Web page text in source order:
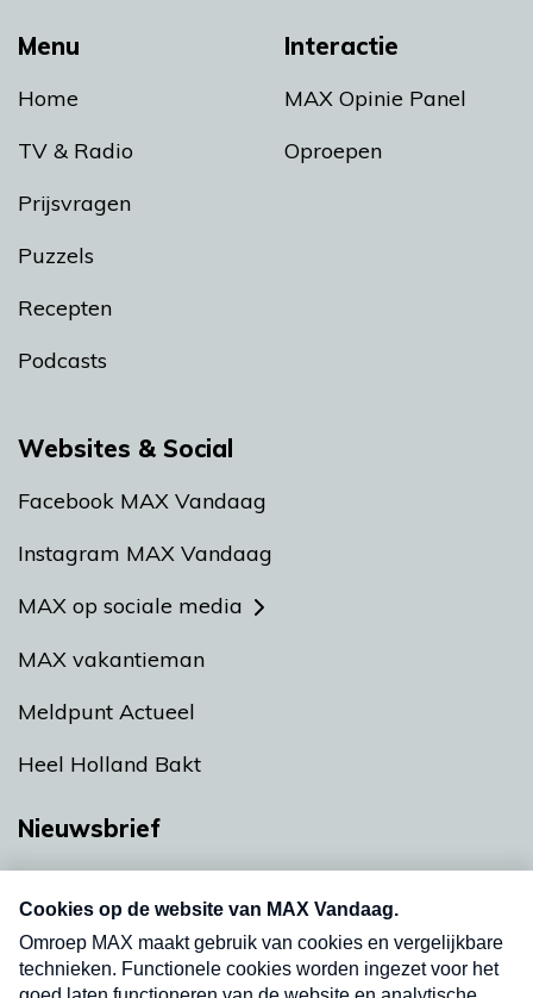
Menu
Home
TV & Radio
Prijsvragen
Puzzels
Recepten
Podcasts
Interactie
MAX Opinie Panel
Oproepen
Websites & Social
Facebook MAX Vandaag
Instagram MAX Vandaag
MAX op sociale media
MAX vakantieman
Meldpunt Actueel
Heel Holland Bakt
Nieuwsbrief
nieuwsbrief. Elke vrijdag- en dinsdagochtend in
uw mailbox.